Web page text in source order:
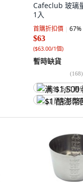
Cafeclub 玻璃
1入
首購折扣價 67%
$63
($63.00/1個)
暫時缺貨
(168)
满 $1,500 再
$1 酷澎幣回